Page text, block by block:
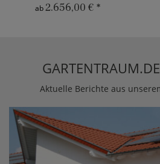
ab2.656,00 € *
GARTENTRAUM.DE
Aktuelle Berichte aus